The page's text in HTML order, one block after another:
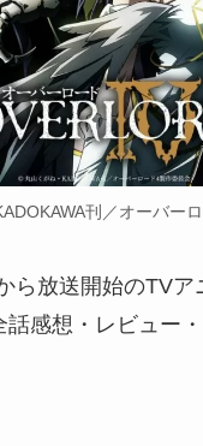
刊／オーバー
ら放送開始のTVア
感想・レビュー